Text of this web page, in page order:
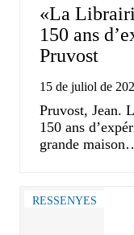
«La
150 ans
Pruvost
15 de juliol de
Pruvost, Jean.
150 ans
grande
RESSENYES